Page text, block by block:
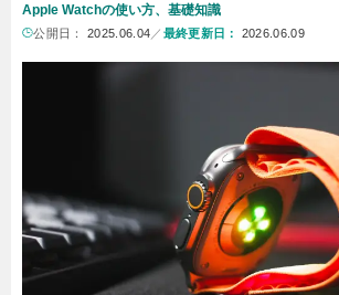
Apple Watchの使い方、基礎知識
公開日： 2025.06.04 ／ 最終更新日： 2026.06.09